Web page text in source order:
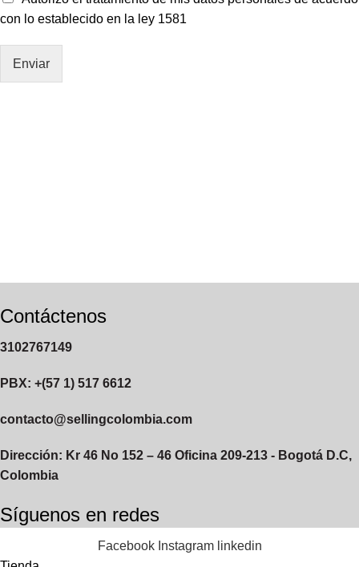
con lo establecido en la ley 1581
Enviar
Contáctenos
3102767149
PBX: +(57 1) 517 6612
contacto@sellingcolombia.com
Dirección: Kr 46 No 152 – 46 Oficina 209-213 - Bogotá D.C,
Colombia
Síguenos en redes
Facebook Instagram linkedin